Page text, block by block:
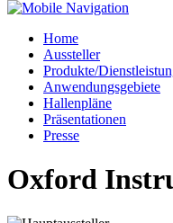
Home
Aussteller
Produkte/
Anwendungsgebiete
Hallenpläne
Präsentationen
Presse
Oxford